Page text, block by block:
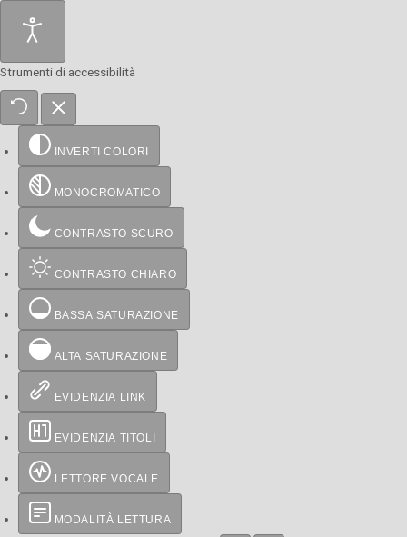
Strumenti di accessibilità
INVERTI COLORI
MONOCROMATICO
CONTRASTO SCURO
CONTRASTO CHIARO
BASSA SATURAZIONE
ALTA SATURAZIONE
EVIDENZIA LINK
EVIDENZIA TITOLI
LETTORE VOCALE
MODALITÀ LETTURA